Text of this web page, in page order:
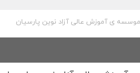
موسسه ی آموزش عالی آزاد نوین پارسیان